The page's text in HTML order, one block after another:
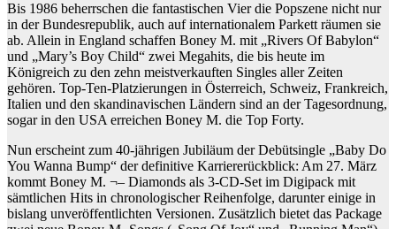
Bis 1986 beherrschen die fantastischen Vier die Popszene nicht nur
in der Bundesrepublik, auch auf internationalem Parkett räumen sie
ab. Allein in England schaffen Boney M. mit „Rivers Of Babylon“
und „Mary’s Boy Child“ zwei Megahits, die bis heute im
Königreich zu den zehn meistverkauften Singles aller Zeiten
gehören. Top-Ten-Platzierungen in Österreich, Schweiz, Frankreich,
Italien und den skandinavischen Ländern sind an der Tagesordnung,
sogar in den USA erreichen Boney M. die Top Forty.
Nun erscheint zum 40-jährigen Jubiläum der Debütsingle „Baby Do
You Wanna Bump“ der definitive Karriererückblick: Am 27. März
kommt Boney M. ¬– Diamonds als 3-CD-Set im Digipack mit
sämtlichen Hits in chronologischer Reihenfolge, darunter einige in
bislang unveröffentlichten Versionen. Zusätzlich bietet das Package